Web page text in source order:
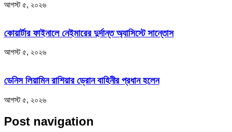
আগস্ট ৫, ২০২৬
কোয়ার্টার ফাইনালে নেইমারের দুর্দান্ত অ্যাসিস্টে সান্তোস
আগস্ট ৫, ২০২৬
ডেনিস লিয়ামিন রাশিয়ার ড্রোন বাহিনীর প্রধান হলেন
আগস্ট ৫, ২০২৬
Post navigation